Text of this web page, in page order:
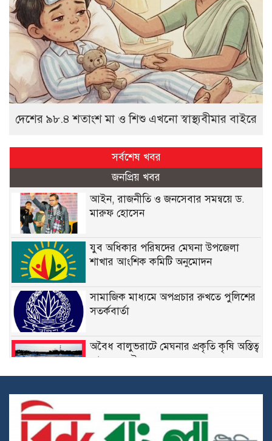
দেশের ৯৮.৪ শতাংশ মা ও শিশু এখনো স্বাস্থ্যবীমার বাইরে
সর্বশেষ খবর
জনপ্রিয় খবর
আইন, রাজনীতি ও জনসেবার সমন্বয়ে ড.
মারুফ হোসেন
যুব অধিকার পরিষদের মেঘনা উপজেলা
শাখার আংশিক কমিটি অনুমোদন
সামাজিক মাধ্যমে অপপ্রচার রুখতে পুলিশের
সতর্কবার্তা
অবৈধ বালুভরাটে মেঘনার প্রকৃতি কৃষি অস্তিত্ব
আজ সংকটে
দায়িত্বে নিষ্ঠা, সাফল্যে স্বীকৃতি: মেঘনা থানার